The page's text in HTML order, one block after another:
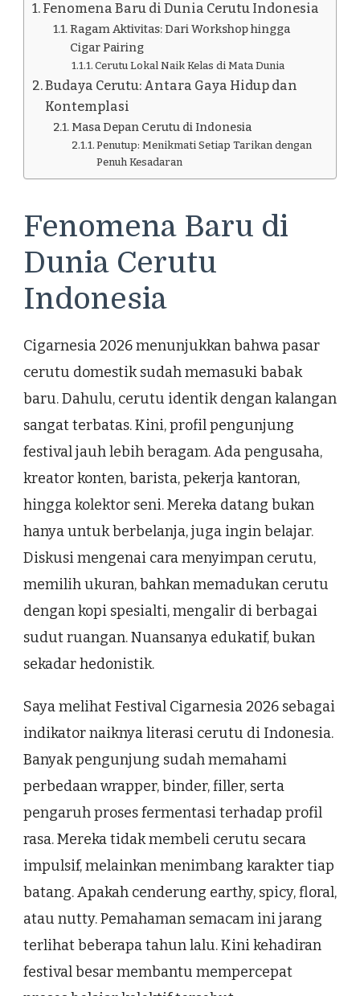
Fenomena Baru di Dunia Cerutu Indonesia
Ragam Aktivitas: Dari Workshop hingga
Cigar Pairing
Cerutu Lokal Naik Kelas di Mata Dunia
Budaya Cerutu: Antara Gaya Hidup dan
Kontemplasi
Masa Depan Cerutu di Indonesia
Penutup: Menikmati Setiap Tarikan dengan
Penuh Kesadaran
Fenomena Baru di
Dunia Cerutu
Indonesia
Cigarnesia 2026 menunjukkan bahwa pasar
cerutu domestik sudah memasuki babak
baru. Dahulu, cerutu identik dengan kalangan
sangat terbatas. Kini, profil pengunjung
festival jauh lebih beragam. Ada pengusaha,
kreator konten, barista, pekerja kantoran,
hingga kolektor seni. Mereka datang bukan
hanya untuk berbelanja, juga ingin belajar.
Diskusi mengenai cara menyimpan cerutu,
memilih ukuran, bahkan memadukan cerutu
dengan kopi spesialti, mengalir di berbagai
sudut ruangan. Nuansanya edukatif, bukan
sekadar hedonistik.
Saya melihat Festival Cigarnesia 2026 sebagai
indikator naiknya literasi cerutu di Indonesia.
Banyak pengunjung sudah memahami
perbedaan wrapper, binder, filler, serta
pengaruh proses fermentasi terhadap profil
rasa. Mereka tidak membeli cerutu secara
impulsif, melainkan menimbang karakter tiap
batang. Apakah cenderung earthy, spicy, floral,
atau nutty. Pemahaman semacam ini jarang
terlihat beberapa tahun lalu. Kini kehadiran
festival besar membantu mempercepat